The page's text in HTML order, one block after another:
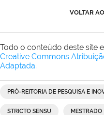
VOLTAR
Todo o conteúdo deste site
Creative Commons
Adaptada.
PRÓ-REITORIA DE PESQUISA E
STRICTO SENSU MESTRADO